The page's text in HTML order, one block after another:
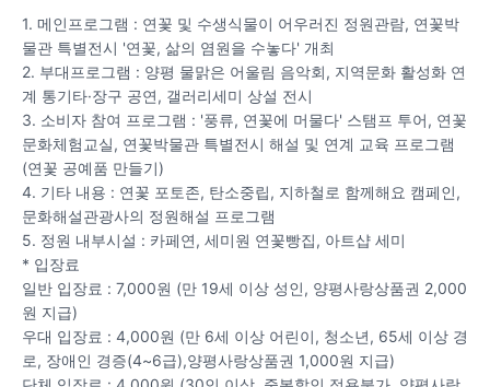
1. 메인프로그램 : 연꽃 및 수생식물이 어우러진 정원관람, 연꽃박
물관 특별전시 '연꽃, 삶의 염원을 수놓다' 개최
2. 부대프로그램 : 양평 물맑은 어울림 음악회, 지역문화 활성화 연
계 통기타·장구 공연, 갤러리세미 상설 전시
3. 소비자 참여 프로그램 : '풍류, 연꽃에 머물다' 스탬프 투어, 연꽃
문화체험교실, 연꽃박물관 특별전시 해설 및 연계 교육 프로그램
(연꽃 공예품 만들기)
4. 기타 내용 : 연꽃 포토존, 탄소중립, 지하철로 함께해요 캠페인,
문화해설관광사의 정원해설 프로그램
5. 정원 내부시설 : 카페연, 세미원 연꽃빵집, 아트샵 세미
* 입장료
일반 입장료 : 7,000원 (만 19세 이상 성인, 양평사랑상품권 2,000
원 지급)
우대 입장료 : 4,000원 (만 6세 이상 어린이, 청소년, 65세 이상 경
로, 장애인 경증(4~6급),양평사랑상품권 1,000원 지급)